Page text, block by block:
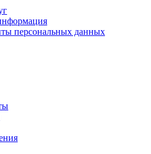
персональных данных